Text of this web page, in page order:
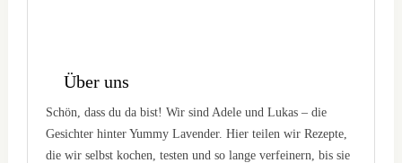
Über uns
Schön, dass du da bist! Wir sind Adele und Lukas – die
Gesichter hinter Yummy Lavender. Hier teilen wir Rezepte,
die wir selbst kochen, testen und so lange verfeinern, bis sie